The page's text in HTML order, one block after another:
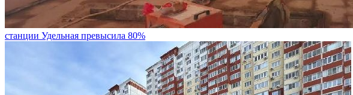
станции Удельная превысила 80%